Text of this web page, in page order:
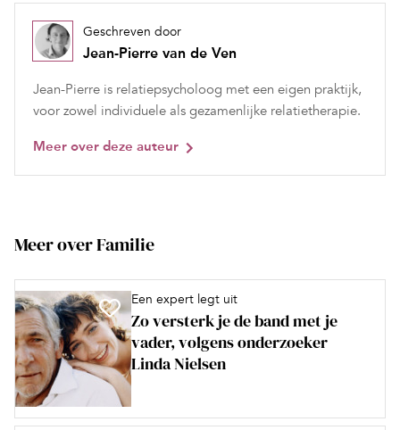
Geschreven door
Jean-Pierre van de Ven
Jean-Pierre is relatiepsycholoog met een eigen praktijk,
voor zowel individuele als gezamenlijke relatietherapie.
Meer over deze auteur
Meer over Familie
Een expert legt uit
Zo versterk je de band met je
vader, volgens onderzoeker
Linda Nielsen